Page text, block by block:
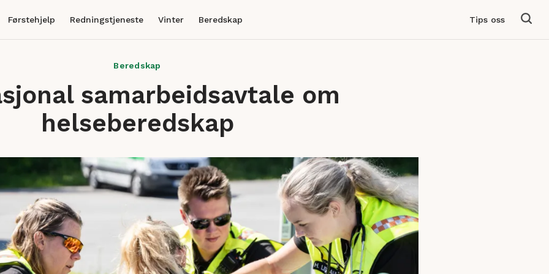
Førstehjelp Redningstjeneste Vinter Beredskap Tips oss
Beredskap
samarbeidsavtale om
helseberedskap